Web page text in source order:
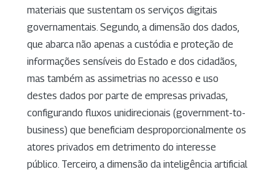
materiais que sustentam os serviços digitais
governamentais. Segundo, a dimensão dos dados,
que abarca não apenas a custódia e proteção de
informações sensíveis do Estado e dos cidadãos,
mas também as assimetrias no acesso e uso
destes dados por parte de empresas privadas,
configurando fluxos unidirecionais (government-to-
business) que beneficiam desproporcionalmente os
atores privados em detrimento do interesse
público. Terceiro, a dimensão da inteligência artificial